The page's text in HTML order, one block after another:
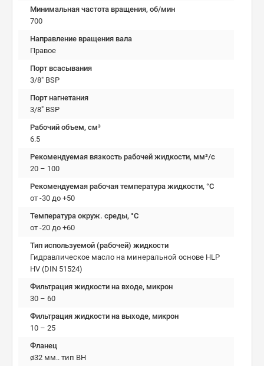
Минимальная частота вращения, об/мин
700
Направление вращения вала
Правое
Порт всасывания
3/8" BSP
Порт нагнетания
3/8" BSP
Рабочий объем, см³
6.5
Рекомендуемая вязкость рабочей жидкости, мм²/с
20 – 100
Рекомендуемая рабочая температура жидкости, °C
от -30 до +50
Температура окруж. среды, °C
от -20 до +60
Тип используемой (рабочей) жидкости
Гидравлическое масло на минеральной основе HLP
HV (DIN 51524)
Фильтрация жидкости на входе, микрон
30 – 60
Фильтрация жидкости на выходе, микрон
10 – 25
Фланец
ø32 мм.. тип BH